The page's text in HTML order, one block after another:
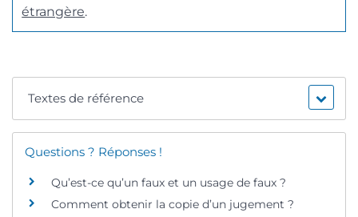
étrangère.
Textes de référence
Questions ? Réponses !
Qu’est-ce qu’un faux et un usage de faux ?
Comment obtenir la copie d’un jugement ?